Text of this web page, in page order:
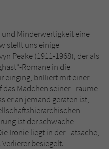
Minderwertigkeit eine
stellt uns einige
Peake (1911-1968), der als
Romane in die
einging, brilliert mit einer
Mädchen seiner Träume
er an jemand geraten ist,
ist der schwache
Ironie liegt in der Tatsache,
besiegelt.